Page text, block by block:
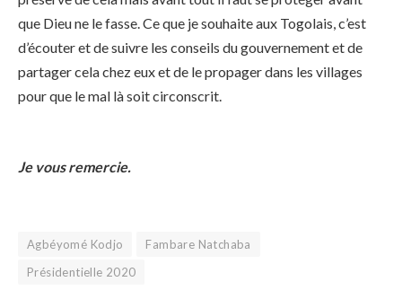
que Dieu ne le fasse. Ce que je souhaite aux Togolais, c’est
d’écouter et de suivre les conseils du gouvernement et de
partager cela chez eux et de le propager dans les villages
pour que le mal là soit circonscrit.
Je vous remercie.
Agbéyomé Kodjo
Fambare Natchaba
Présidentielle 2020